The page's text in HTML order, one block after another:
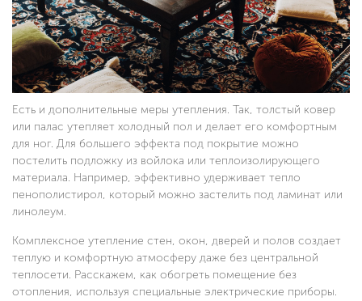
Есть и дополнительные меры утепления. Так, толстый ковер
или палас утепляет холодный пол и делает его комфортным
для ног. Для большего эффекта под покрытие можно
постелить подложку из войлока или теплоизолирующего
материала. Например, эффективно удерживает тепло
пенополистирол, который можно застелить под ламинат или
линолеум.
Комплексное утепление стен, окон, дверей и полов создает
теплую и комфортную атмосферу даже без центральной
теплосети. Расскажем, как обогреть помещение без
отопления, используя специальные электрические приборы.